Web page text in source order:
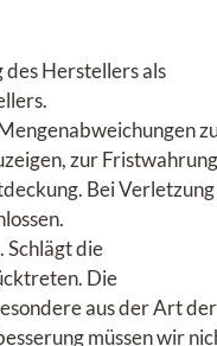
Herstellers als
zur Fristwahrung
Bei
Schlägt die
Die
aus der Art der
müssen wir